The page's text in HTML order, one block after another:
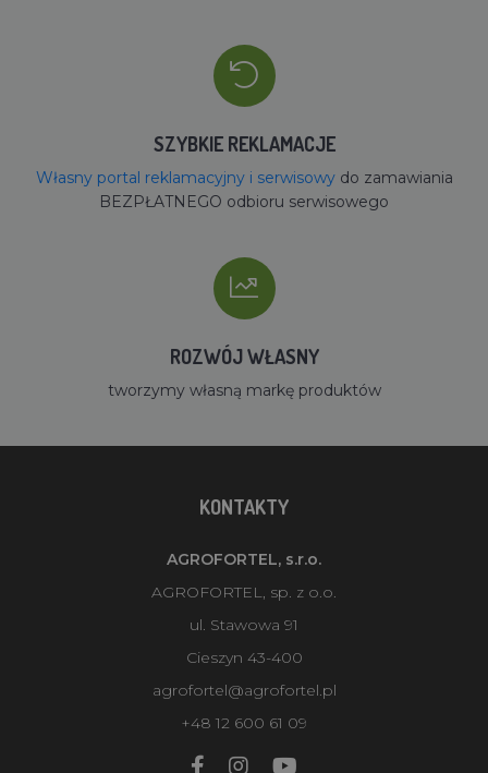
SZYBKIE REKLAMACJE
Własny portal reklamacyjny i serwisowydo zamawiania
BEZPŁATNEGO odbioru serwisowego
ROZWÓJ WŁASNY
tworzymy własną markę produktów
KONTAKTY
AGROFORTEL, s.r.o.
AGROFORTEL, sp. z o.o.
ul. Stawowa 91
Cieszyn 43-400
agrofortel@agrofortel.pl
+48 12 600 61 09